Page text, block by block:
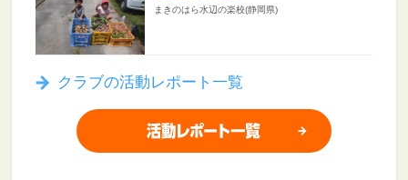
まきのはら水辺の楽校(静岡県)
クラブの活動レポート一覧